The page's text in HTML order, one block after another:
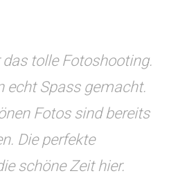
das tolle Fotoshooting.
echt Spass gemacht.
Fotos sind bereits
Die perfekte
schöne Zeit hier.